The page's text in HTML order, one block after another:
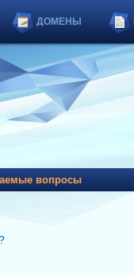
ДОМЕНЫ
вопросы